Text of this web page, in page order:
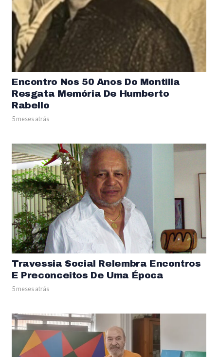
Encontro Nos 50 Anos Do Montilla
Resgata Memória De Humberto
Rabello
5 meses atrás
Travessia Social Relembra Encontros
E Preconceitos De Uma Época
5 meses atrás